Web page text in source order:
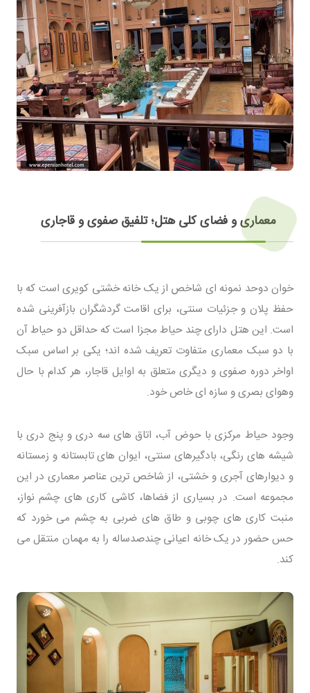
معماری و فضای کلی هتل؛ تلفیق صفوی و قاجاری
خوان دوحد نمونه ای شاخص از یک خانه خشتی کویری است که با
حفظ پلان و جزئیات سنتی، برای اقامت گردشگران بازآفرینی شده
است. این هتل دارای چند حیاط مجزا است که حداقل دو حیاط آن
با دو سبک معماری متفاوت تعریف شده اند؛ یکی بر اساس سبک
اواخر دوره صفوی و دیگری متعلق به اوایل قاجار، هر کدام با حال
وهوای بصری و سازه ای خاص خود.
وجود حیاط مرکزی با حوض آب، اتاق های سه دری و پنج دری با
شیشه های رنگی، بادگیرهای سنتی، ایوان های تابستانه و زمستانه
و دیوارهای آجری و خشتی، از شاخص ترین عناصر معماری در این
مجموعه است. در بسیاری از فضاها، کاشی کاری های چشم نواز،
منبت کاری های چوبی و طاق های ضربی به چشم می خورد که
حس حضور در یک خانه اعیانی چندصدساله را به مهمان منتقل می
کند.